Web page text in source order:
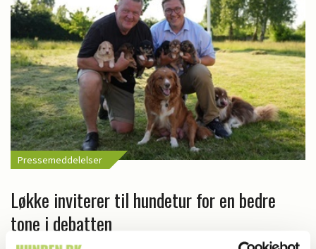
Pressemeddelelser
Løkke inviterer til hundetur for en bedre
tone i debatten